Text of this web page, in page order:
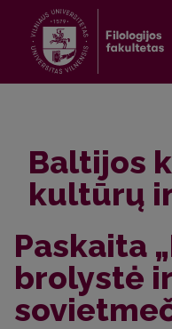
Baltijos
kultūrų
Paskaita
brolystė